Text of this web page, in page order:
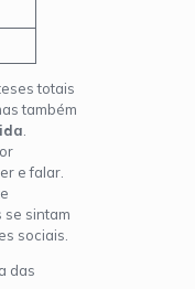
totais
também
e falar.
se sintam
sociais.
das